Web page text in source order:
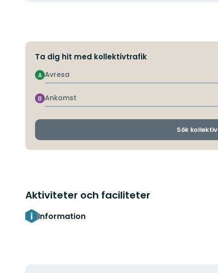
Ta dig hit med kollektivtrafik
Avresa
A
Ankomst
B
Sök
Aktiviteter och faciliteter
Information